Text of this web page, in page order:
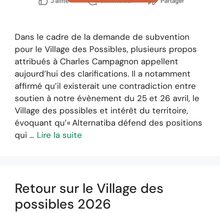
Dans le cadre de la demande de subvention
pour le Village des Possibles, plusieurs propos
attribués à Charles Campagnon appellent
aujourd’hui des clarifications. Il a notamment
affirmé qu’il existerait une contradiction entre
soutien à notre évènement du 25 et 26 avril, le
Village des possibles et intérêt du territoire,
évoquant qu’« Alternatiba défend des positions
qui … Lire la suite
Retour sur le Village des
possibles 2026